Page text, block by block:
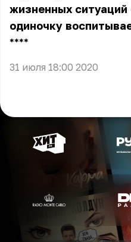
жизненных
одиночку
** **
31 июля 18:00 2020